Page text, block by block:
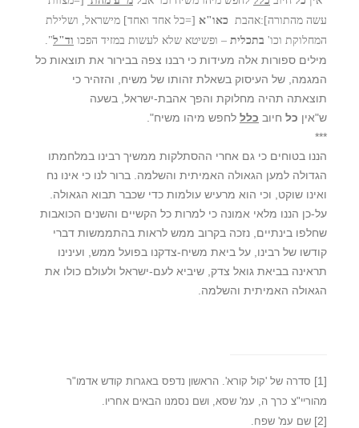
עשה מהתורה]:אהבת כאו"א [=כל אחד ואחד] מישראל, ושלילת
המחלוקת וכו' בתכלית – ופשיטא שלא לעשות במזיד הפכו וד"ל".
מילים ספורות אלה מעידות כי רבנו צפה בבירור את תוצאות כל
המגמה, של העיסוק בשאלת זהותו של משיח, והזהיר כי
תוצאתה תהיה מחלוקת והפך אהבת-ישראל, בשעה
ש"אין כל חיוב כלל לחפש מיהו משיח".
***
הננו בטוחים כי גם אחרי ההסתלקות ממשיך רבינו במלחמתו
הגדולה למען הגאולה האמיתית והשלמה. ברור לנו כי אינו נח
ואינו שוקט, וכי הוא מרעיש עולמות כדי שכבר תבוא הגאולה.
על-כן הננו מלאי אמונה כי למרות כל הקשיים והשנים הכואבות
שחלפו בינתיים, נזכה בקרוב ממש לראות בהתממשות דברי
קודשו של רבינו, על ביאת משיח-צדקנו בפועל ממש, ועינינו
תראינה בביאת גואל צדק, שיביא לעם-ישראל ולעולם כולו את
הגאולה האמיתית והשלמה.
[1] סדרה של 'קול קורא'. הראשון נדפס באגרות קודש אדמו"ר
מהוריי"צ כרך ה, עמ' שסא, ושם נסמנו הבאים אחריו.
[2] שם עמ' שפח.